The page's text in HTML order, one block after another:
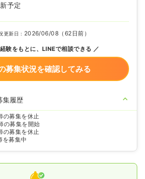
予定
更新日： 2026/06/08（62日前）
験をもとに、LINEで相談できる
募集状況を確認してみる
集履歴
の募集を休止
の募集を開始
の募集を休止
を募集中